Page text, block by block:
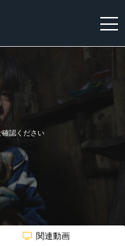
確認ください
関連動画